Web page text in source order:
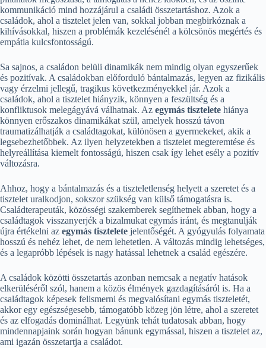
kommunikáció mind hozzájárul a családi összetartáshoz. Azok a
családok, ahol a tisztelet jelen van, sokkal jobban megbirkóznak a
kihívásokkal, hiszen a problémák kezelésénél a kölcsönös megértés és
empátia kulcsfontosságú.
Sa sajnos, a családon belüli dinamikák nem mindig olyan egyszerűek
és pozitívak. A családokban előforduló bántalmazás, legyen az fizikális
vagy érzelmi jellegű, tragikus következményekkel jár. Azok a
családok, ahol a tisztelet hiányzik, könnyen a feszültség és a
konfliktusok melegágyává válhatnak. Az egymás tisztelete hiánya
könnyen erőszakos dinamikákat szül, amelyek hosszú távon
traumatizálhatják a családtagokat, különösen a gyermekeket, akik a
legsebezhetőbbek. Az ilyen helyzetekben a tisztelet megteremtése és
helyreállítása kiemelt fontosságú, hiszen csak így lehet esély a pozitív
változásra.
Ahhoz, hogy a bántalmazás és a tiszteletlenség helyett a szeretet és a
tisztelet uralkodjon, sokszor szükség van külső támogatásra is.
Családterapeuták, közösségi szakemberek segíthetnek abban, hogy a
családtagok visszanyerjék a bizalmukat egymás iránt, és megtanulják
újra értékelni az egymás tisztelete jelentőségét. A gyógyulás folyamata
hosszú és nehéz lehet, de nem lehetetlen. A változás mindig lehetséges,
és a legapróbb lépések is nagy hatással lehetnek a család egészére.
A családok közötti összetartás azonban nemcsak a negatív hatások
elkerüléséről szól, hanem a közös élmények gazdagításáról is. Ha a
családtagok képesek felismerni és megvalósítani egymás tiszteletét,
akkor egy egészségesebb, támogatóbb közeg jön létre, ahol a szeretet
és az elfogadás dominálhat. Legyünk tehát tudatosak abban, hogy
mindennapjaink során hogyan bánunk egymással, hiszen a tisztelet az,
ami igazán összetartja a családot.